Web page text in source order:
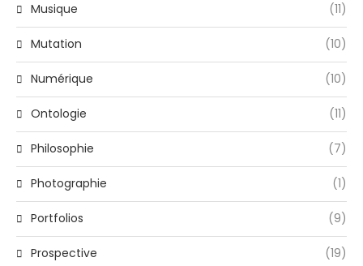
Musique (11)
Mutation (10)
Numérique (10)
Ontologie (11)
Philosophie (7)
Photographie (1)
Portfolios (9)
Prospective (19)